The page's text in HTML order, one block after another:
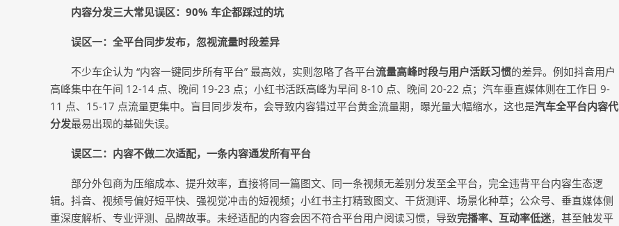
内容分发三大常见误区：90% 车企都踩过的坑
误区一：全平台同步发布，忽视流量时段差异
不少车企认为 “内容一键同步所有平台” 最高效，实则忽略了各平台流量高峰时段与用户活跃习惯的差异。例如抖音用户
高峰集中在午间 12-14 点、晚间 19-23 点；小红书活跃高峰为早间 8-10 点、晚间 20-22 点；汽车垂直媒体则在工作日 9-
11 点、15-17 点流量更集中。盲目同步发布，会导致内容错过平台黄金流量期，曝光量大幅缩水，这也是汽车全平台内容代
分发最易出现的基础失误。
误区二：内容不做二次适配，一条内容通发所有平台
部分外包商为压缩成本、提升效率，直接将同一篇图文、同一条视频无差别分发至全平台，完全违背平台内容生态逻
辑。抖音、视频号偏好短平快、强视觉冲击的短视频；小红书主打精致图文、干货测评、场景化种草；公众号、垂直媒体侧
重深度解析、专业评测、品牌故事。未经适配的内容会因不符合平台用户阅读习惯，导致完播率、互动率低迷，甚至触发平